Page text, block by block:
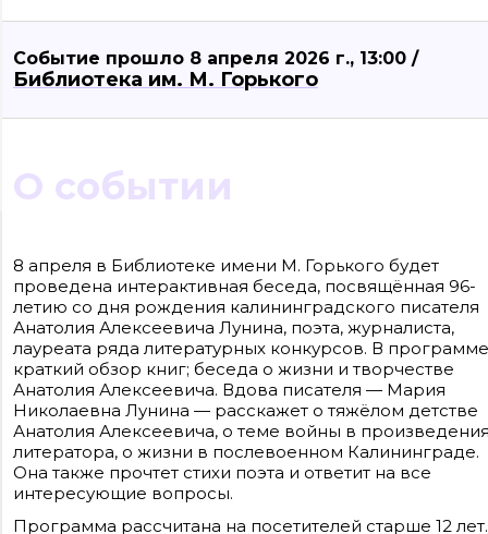
Событие прошло 8 апреля 2026 г., 13:00 /
Библиотека им. М. Горького
О событии
8 апреля в Библиотеке имени М. Горького будет
проведена интерактивная беседа, посвящённая 96-
летию со дня рождения калининградского писателя
Анатолия Алексеевича Лунина, поэта, журналиста,
лауреата ряда литературных конкурсов. В
краткий обзор книг; беседа о жизни и творчестве
Анатолия Алексеевича. Вдова писателя — Мария
Николаевна Лунина — расскажет о тяжёлом детстве
Анатолия Алексеевича, о теме войны в
литератора, о жизни в послевоенном Калининграде.
Она также прочтет стихи поэта и ответит на все
интересующие вопросы.
Программа рассчитана на посетителей старше 12 лет.
3906148636, КПП 390601001
Контакты редакции: +7(4012) 310-124, news@klops.ru. Реклама: +7 (931) 107 50 00,
reklama@klops.ru. Афиша: +7(967) 351 20 51, reklama@klops.ru
Адрес редакции и учредителя: г. Калининград, ул. Рокоссовского, 16/18, пом. I,
оф. 2
Сетевое издание "Klops.ru", регистрационный номер и дата принятия
решения о регистрации: ЭЛ № ФС 77 - 78739 от 20 июля 2020 года,
зарегистрировано Федеральной службой по надзору в сфере связи,
информационных технологий и массовых коммуникаций (Роскомнадзор).
Учредитель: ООО "Русская медиагруппа "Западная Пресса". Главный
Фомченкова Кристина Владимировна
Материалы сайта, подписанные «CC 4.0» доступны по
лицензии Creative Commons «Attribution-ShareAlike»
(«Атрибуция — На тех же условиях») 4.0 Всемирная
Для использования остальных материалов необходимо
письменное согласие правообладателя
Политика в отношении обработки персональных